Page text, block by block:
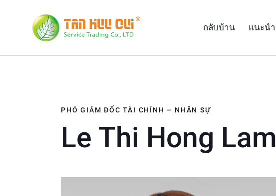
กลับบ้าน แนะนำ
PHÓ GIÁM ĐỐC TÀI CHÍNH – NHÂN SỰ
Le Thi Hong Lam